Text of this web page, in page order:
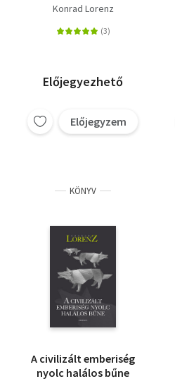
Konrad Lorenz
Előjegyezhető
Előjegyzem
KÖNYV
A civilizált emberiség
nyolc halálos bűne